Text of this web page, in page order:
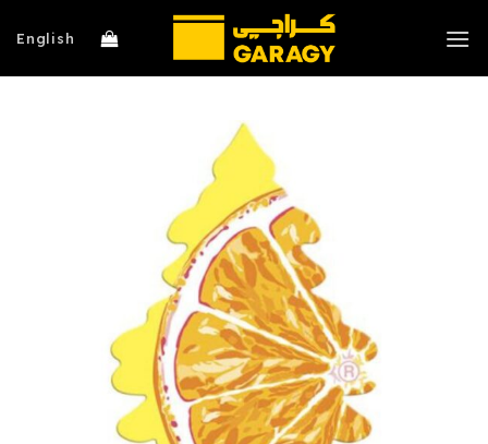
للمحتوى
English